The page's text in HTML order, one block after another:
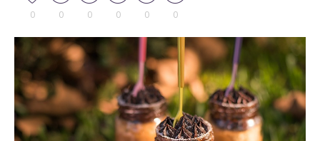
0 0 0 0 0 0